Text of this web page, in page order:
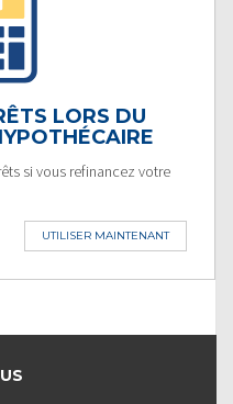
LORS DU
si vous refinancez votre
UTILISER MAINTENANT